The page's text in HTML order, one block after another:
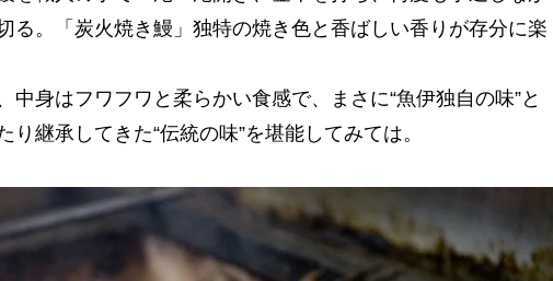
る。「炭火焼き鰻」独特の焼き色と香ばしい香りが存分に楽
身はフワフワと柔らかい食感で、まさに“魚伊独自の味”と
継承してきた“伝統の味”を堪能してみては。